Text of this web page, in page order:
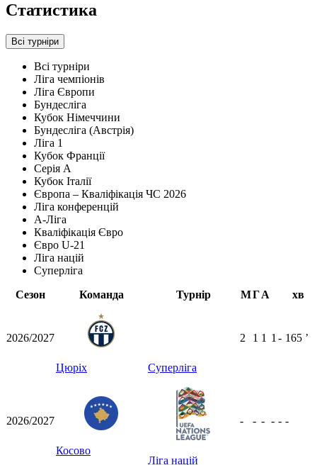
Статистика
Всі турніри
Всі турніри
Ліга чемпіонів
Ліга Європи
Бундесліга
Кубок Німеччини
Бундесліга (Австрія)
Ліга 1
Кубок Франції
Серія А
Кубок Італії
Європа – Кваліфікація ЧС 2026
Ліга конференцій
A-Ліга
Кваліфікація Євро
Євро U-21
Ліга націй
Суперліга
Сезон
Команда Турнір МГА хв
2026/2027
Цюріх Суперліга
2 1 1 1 - 165 ʼ
2026/2027
Косово
Ліга націй
- - - - - -